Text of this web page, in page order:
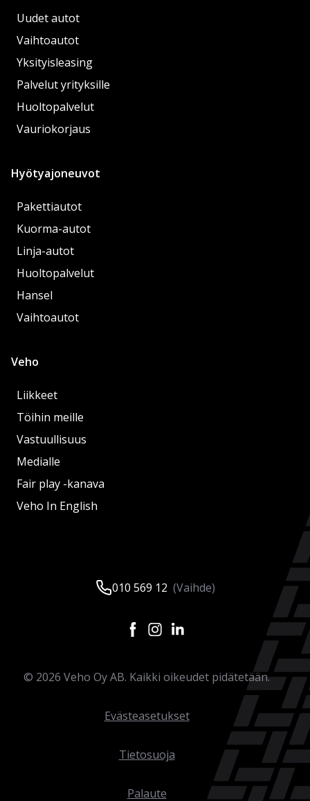
Uudet autot
Vaihtoautot
Yksityisleasing
Palvelut yrityksille
Huoltopalvelut
Vauriokorjaus
Hyötyajoneuvot
Pakettiautot
Kuorma-autot
Linja-autot
Huoltopalvelut
Hansel
Vaihtoautot
Veho
Liikkeet
Töihin meille
Vastuullisuus
Medialle
Fair play -kanava
Veho In English
010 569 12 (Vaihde)
© 2026 Veho Oy AB. Kaikki oikeudet pidätetään.
Evästeasetukset
Tietosuoja
Palaute